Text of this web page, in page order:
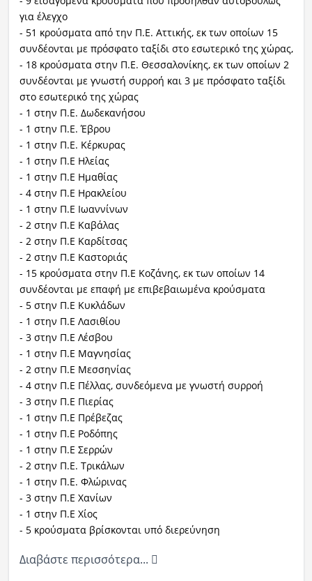
για έλεγχο
- 51 κρούσματα από την Π.Ε. Αττικής, εκ των οποίων 15
συνδέονται με πρόσφατο ταξίδι στο εσωτερικό της χώρας,
- 18 κρούσματα στην Π.Ε. Θεσσαλονίκης, εκ των οποίων 2
συνδέονται με γνωστή συρροή και 3 με πρόσφατο ταξίδι
στο εσωτερικό της χώρας
- 1 στην Π.Ε. Δωδεκανήσου
- 1 στην Π.Ε. Έβρου
- 1 στην Π.Ε. Κέρκυρας
- 1 στην Π.Ε Ηλείας
- 1 στην Π.Ε Ημαθίας
- 4 στην Π.Ε Ηρακλείου
- 1 στην Π.Ε Ιωαννίνων
- 2 στην Π.Ε Καβάλας
- 2 στην Π.Ε Καρδίτσας
- 2 στην Π.Ε Καστοριάς
- 15 κρούσματα στην Π.Ε Κοζάνης, εκ των οποίων 14
συνδέονται με επαφή με επιβεβαιωμένα κρούσματα
- 5 στην Π.Ε Κυκλάδων
- 1 στην Π.Ε Λασιθίου
- 3 στην Π.Ε Λέσβου
- 1 στην Π.Ε Μαγνησίας
- 2 στην Π.Ε Μεσσηνίας
- 4 στην Π.Ε Πέλλας, συνδεόμενα με γνωστή συρροή
- 3 στην Π.Ε Πιερίας
- 1 στην Π.Ε Πρέβεζας
- 1 στην Π.Ε Ροδόπης
- 1 στην Π.Ε Σερρών
- 2 στην Π.Ε. Τρικάλων
- 1 στην Π.Ε. Φλώρινας
- 3 στην Π.Ε Χανίων
- 1 στην Π.Ε Χίος
- 5 κρούσματα βρίσκονται υπό διερεύνηση
Διαβάστε περισσότερα...